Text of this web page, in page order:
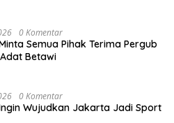
0 Komentar
Semua Pihak Terima Pergub
Betawi
0 Komentar
Wujudkan Jakarta Jadi Sport